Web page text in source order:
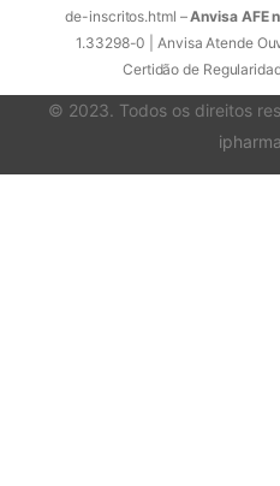
de-inscritos.html –Anvisa AFE
1.33298-0 | Anvisa Atende
Certidão de
© 2023. Todos os direitos